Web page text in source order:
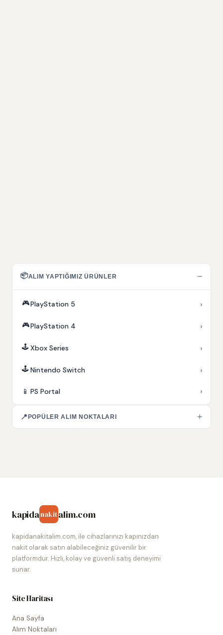
📦ALIM YAPTIĞIMIZ ÜRÜNLER −
🎮PlayStation 5 ›
🎮PlayStation 4 ›
🕹️ Xbox Series ›
🕹️ Nintendo Switch ›
📱 PS Portal ›
📍 POPÜLER ALIM NOKTALARI +
kapidanakitalim.com
kapidanakitalim.com, ile cihazlarınızı kapınızdan
nakit olarak satın alabileceğiniz güvenilir bir
platformdur. Hızlı, kolay ve güvenli satış deneyimi
sunar.
Site Haritası
Ana Sayfa
Alım Noktaları